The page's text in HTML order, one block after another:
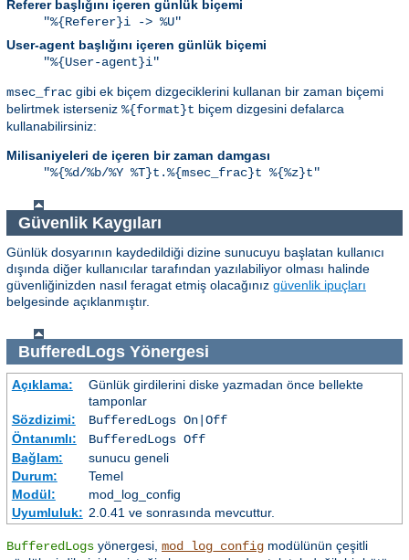
Referer başlığını içeren günlük biçemi
"%{Referer}i -> %U"
User-agent başlığını içeren günlük biçemi
"%{User-agent}i"
msec_frac gibi ek biçem dizgeciklerini kullanan bir zaman biçemi
belirtmek isterseniz %{format}t biçem dizgesini defalarca
kullanabilirsiniz:
Milisaniyeleri de içeren bir zaman damgası
"%{%d/%b/%Y %T}t.%{msec_frac}t %{%z}t"
Güvenlik Kaygıları
Günlük dosyarının kaydedildiği dizine sunucuyu başlatan kullanıcı
dışında diğer kullanıcılar tarafından yazılabiliyor olması halinde
güvenliğinizden nasıl feragat etmiş olacağınız güvenlik ipuçları
belgesinde açıklanmıştır.
BufferedLogsYönergesi
Açıklama:
Günlük girdilerini diske yazmadan önce bellekte
tamponlar
Sözdizimi:
BufferedLogs On|Off
Öntanımlı:
BufferedLogs Off
Bağlam:
sunucu geneli
Durum:
Temel
Modül:
mod_log_config
Uyumluluk: 2.0.41 ve sonrasında mevcuttur.
BufferedLogs yönergesi, mod_log_config modülünün çeşitli